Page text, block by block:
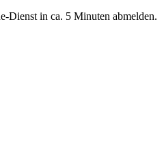
Dienst in ca. 5 Minuten abmelden.